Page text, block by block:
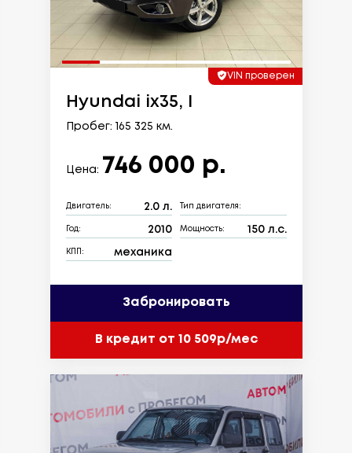
VIN проверен
Hyundai ix35, I
Пробег: 165 325 км.
Цена: 746 000 р.
Двигатель: 2.0 л. Тип двигателя:
Год: 2010 Мощность: 150 л.с.
КПП: механика
Забронировать
В кредит от 10 509р/мес